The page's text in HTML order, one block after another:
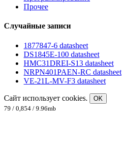
Прочее
Случайные записи
1877847-6 datasheet
DS1845E-100 datasheet
HMC31DREI-S13 datasheet
NRPN401PAEN-RC datasheet
VE-21L-MV-F3 datasheet
Сайт использует cookies.
OK
79 / 0,854 / 9.96mb